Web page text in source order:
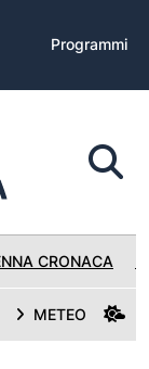
Programmi
CRONACA
METEO